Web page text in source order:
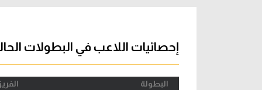
دوري إحصائيات اللاعب في البطولات
البطولة